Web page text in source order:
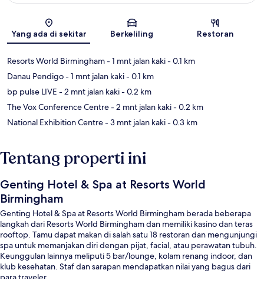
Peta
Yang ada di sekitar Berkeliling Restoran
Resorts World Birmingham- 1 mnt jalan kaki- 0.1 km
Danau Pendigo- 1 mnt jalan kaki- 0.1 km
bp pulse LIVE - 2 mnt jalan kaki- 0.2 km
The Vox Conference Centre- 2 mnt jalan kaki- 0.2 km
National Exhibition Centre- 3 mnt jalan kaki- 0.3 km
Tentang properti ini
Genting Hotel & Spa at Resorts World
Birmingham
Genting Hotel & Spa at Resorts World Birmingham berada beberapa
langkah dari Resorts World Birmingham dan memiliki kasino dan teras
rooftop. Tamu dapat makan di salah satu 18 restoran dan mengunjungi
spa untuk memanjakan diri dengan pijat, facial, atau perawatan tubuh.
Keunggulan lainnya meliputi 5 bar/lounge, kolam renang indoor, dan
klub kesehatan. Staf dan sarapan mendapatkan nilai yang bagus dari
para traveler.